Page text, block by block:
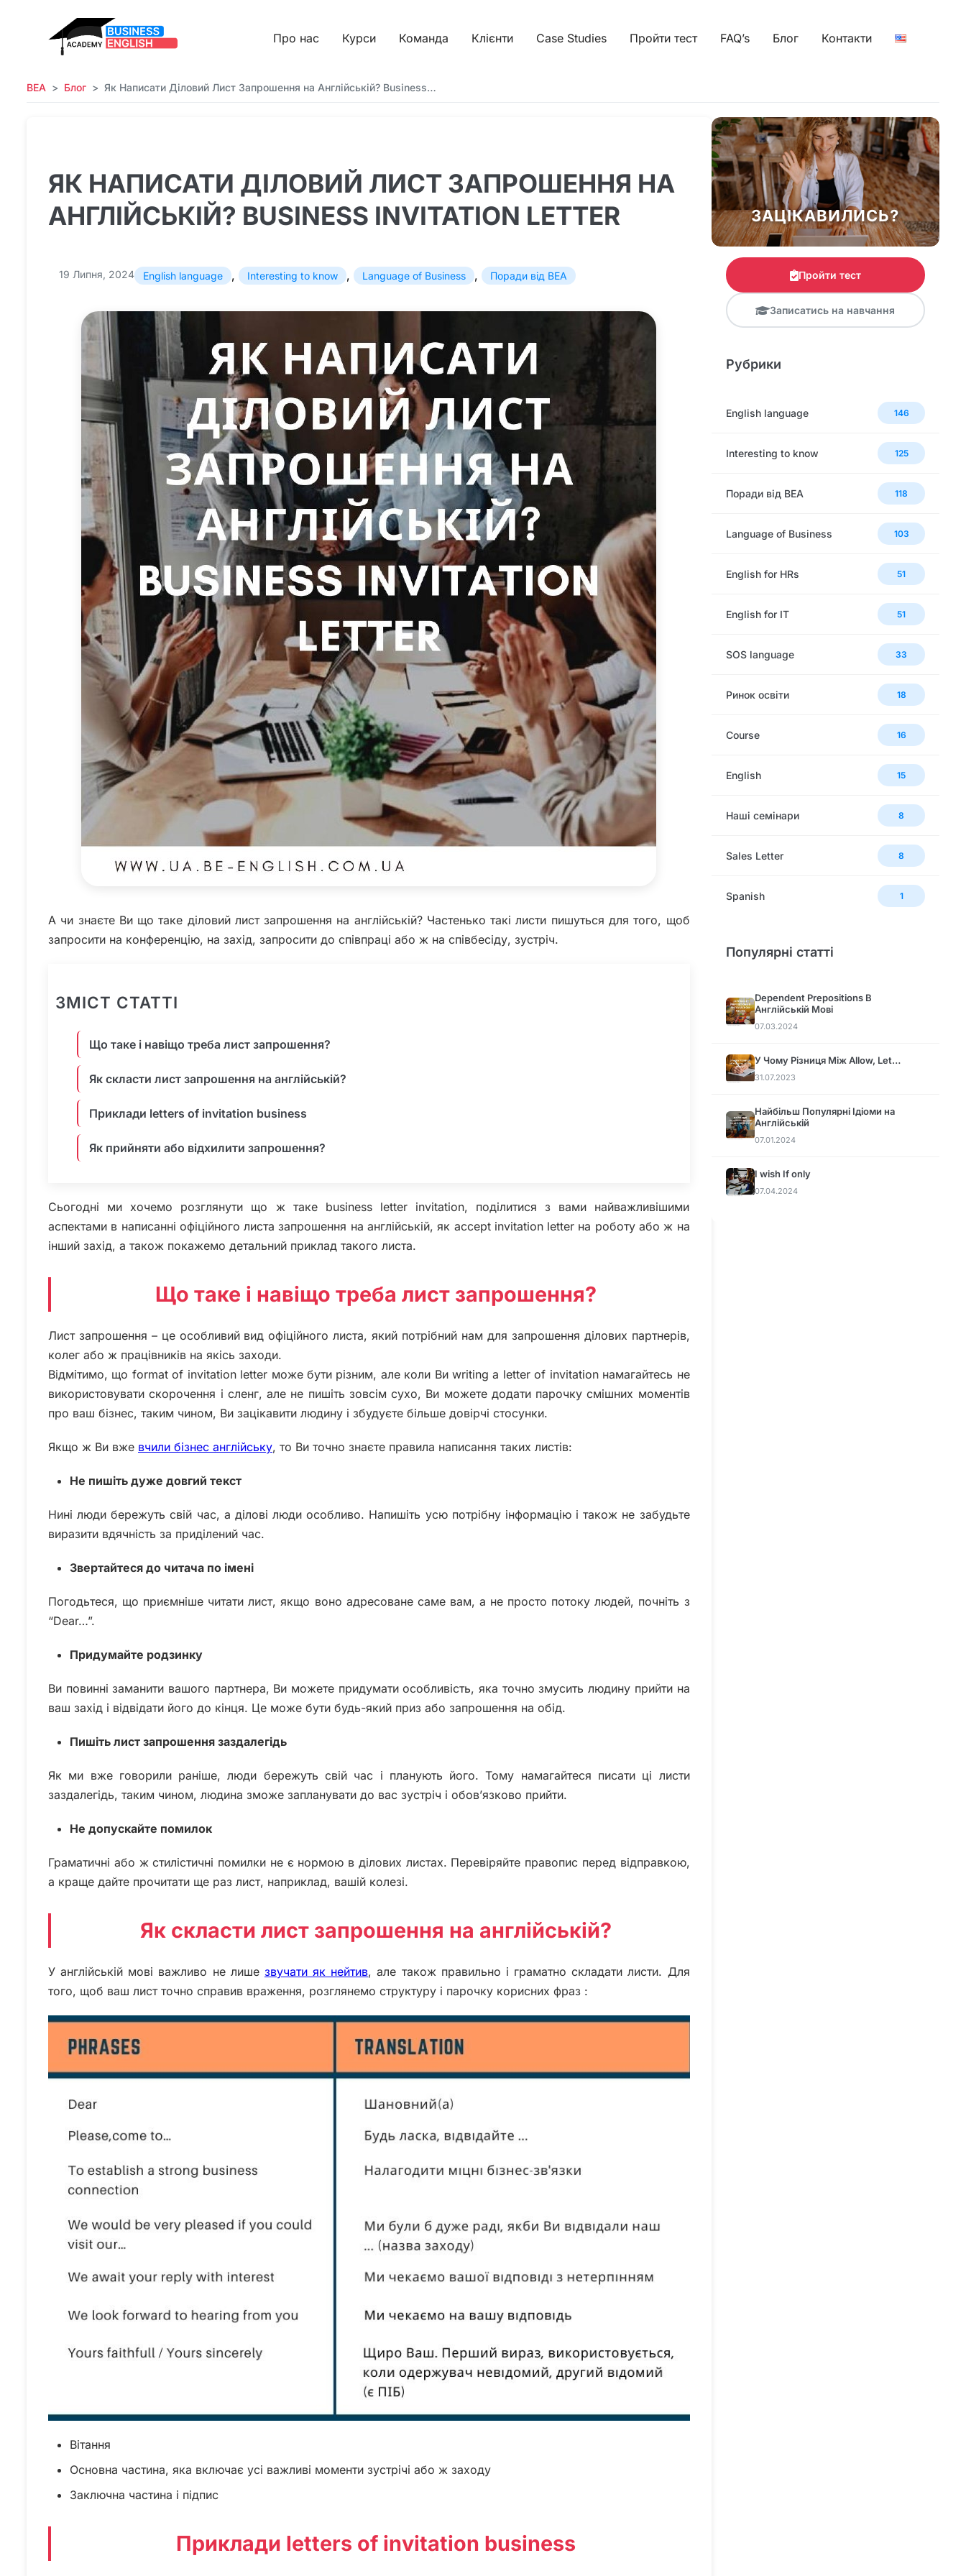
Про нас Курси Команда Клієнти Case Studies Пройти тест FAQ’s Блог Контакти
BEA Блог Як Написати Діловий Лист Запрошення на Англійській? Business…
ЯК НАПИСАТИ ДІЛОВИЙ ЛИСТ ЗАПРОШЕННЯ НА
АНГЛІЙСЬКІЙ? BUSINESS INVITATION LETTER
19 Липня, 2024 English language , Interesting to know , Language of Business , Поради від BEA
А чи знаєте Ви що таке діловий лист запрошення на англійській? Частенько такі листи пишуться для того, щоб
запросити на конференцію, на захід, запросити до співпраці або ж на співбесіду, зустріч.
ЗМІСТ СТАТТІ
Що таке і навіщо треба лист запрошення?
Як скласти лист запрошення на англійській?
Приклади letters of invitation business
Як прийняти або відхилити запрошення?
Сьогодні ми хочемо розглянути що ж таке business letter invitation, поділитися з вами найважливішими
аспектами в написанні офіційного листа запрошення на англійській, як accept invitation letter на роботу або ж на
інший захід, а також покажемо детальний приклад такого листа.
Що таке і навіщо треба лист запрошення?
Лист запрошення – це особливий вид офіційного листа, який потрібний нам для запрошення ділових партнерів,
колег або ж працівників на якісь заходи.
Відмітимо, що format of invitation letter може бути різним, але коли Ви writing a letter of invitation намагайтесь не
використовувати скорочення і сленг, але не пишіть зовсім сухо, Ви можете додати парочку смішних моментів
про ваш бізнес, таким чином, Ви зацікавити людину і збудуєте більше довірчі стосунки.
Якщо ж Ви вже вчили бізнес англійську, то Ви точно знаєте правила написання таких листів:
Не пишіть дуже довгий текст
Нині люди бережуть свій час, а ділові люди особливо. Напишіть усю потрібну інформацію і також не забудьте
виразити вдячність за приділений час.
Звертайтеся до читача по імені
Погодьтеся, що приємніше читати лист, якщо воно адресоване саме вам, а не просто потоку людей, почніть з
“Dear…”.
Придумайте родзинку
Ви повинні заманити вашого партнера, Ви можете придумати особливість, яка точно змусить людину прийти на
ваш захід і відвідати його до кінця. Це може бути будь-який приз або запрошення на обід.
Пишіть лист запрошення заздалегідь
Як ми вже говорили раніше, люди бережуть свій час і планують його. Тому намагайтеся писати ці листи
заздалегідь, таким чином, людина зможе запланувати до вас зустріч і обов’язково прийти.
Не допускайте помилок
Граматичні або ж стилістичні помилки не є нормою в ділових листах. Перевіряйте правопис перед відправкою,
а краще дайте прочитати ще раз лист, наприклад, вашій колезі.
Як скласти лист запрошення на англійській?
У англійській мові важливо не лише звучати як нейтив, але також правильно і граматно складати листи. Для
того, щоб ваш лист точно справив враження, розглянемо структуру і парочку корисних фраз :
Вітання
Основна частина, яка включає усі важливі моменти зустрічі або ж заходу
Заключна частина і підпис
Приклади letters of invitation business
ЗАЦІКАВИЛИСЬ?
Пройти тест
Записатись на навчання
Рубрики
English language 146
Interesting to know 125
Поради від BEA 118
Language of Business 103
English for HRs 51
English for IT 51
SOS language 33
Ринок освіти 18
Сourse 16
English 15
Наші семінари 8
Sales Letter 8
Spanish 1
Популярні статті
Dependent Prepositions В
Англійській Мові
07.03.2024
У Чому Різниця Між Allow, Let…
31.07.2023
Найбільш Популярні Ідіоми на
Англійській
07.01.2024
I wish If only
07.04.2024